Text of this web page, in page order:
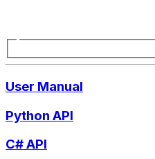
User Manual
Python API
C# API